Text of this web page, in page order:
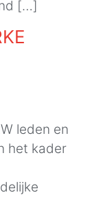
[…]
leden en
het kader